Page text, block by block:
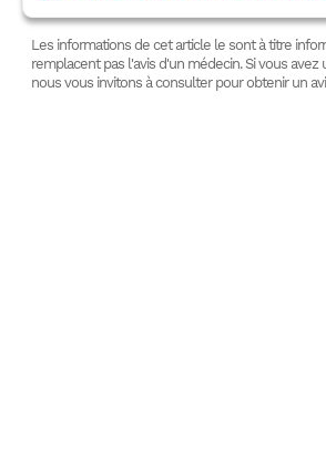
Les informations de cet article le sont à titre
remplacent pas l'avis d'un médecin. Si vous
nous vous invitons à consulter pour obtenir un